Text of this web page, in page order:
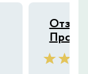
Отзыв